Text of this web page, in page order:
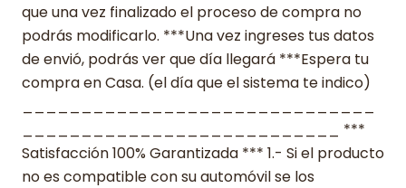
que una vez finalizado el proceso de compra no
podrás modificarlo. ***Una vez ingreses tus datos
de envió, podrás ver que día llegará ***Espera tu
compra en Casa. (el día que el sistema te indico)
___________________________ ***
Satisfacción 100% Garantizada *** 1.- Si el producto
no es compatible con su automóvil se los